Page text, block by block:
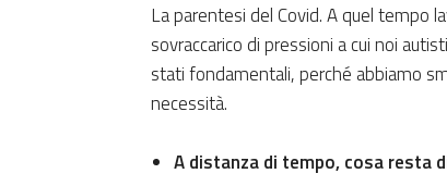
La parentesi del Covid. A quel tempo
sovraccarico di pressioni a cui noi
stati fondamentali, perché abbiamo
necessità.
A distanza di tempo, cosa resta